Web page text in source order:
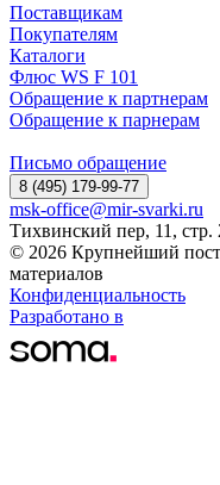
Поставщикам
Покупателям
Каталоги
Флюс WS F 101
Обращение к партнерам
Обращение к парнерам
Письмо обращение
8 (495) 179-99-77
msk-office@mir-svarki.ru
Тихвинский пер, 11, стр.
© 2026 Крупнейший
материалов
Конфиденциальность
Разработано в